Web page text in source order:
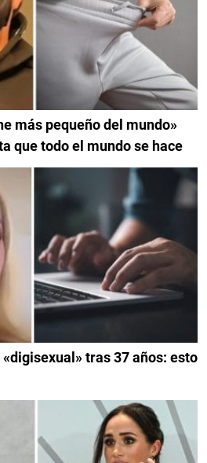
más pequeño del mundo»
que todo el mundo se hace
tras 37 años: esto